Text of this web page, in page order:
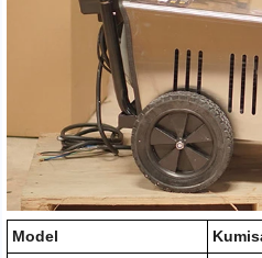
Model